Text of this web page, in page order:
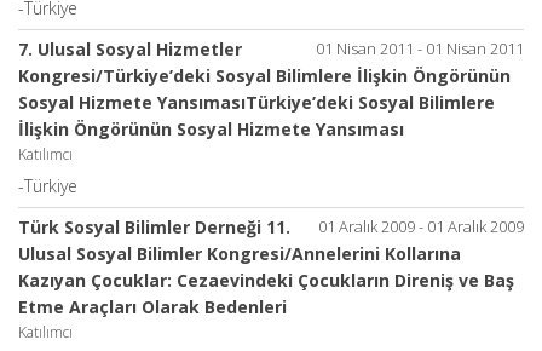
-Türkiye
01 Nisan 2011 - 01 Nisan 2011
7. Ulusal Sosyal Hizmetler
Kongresi/Türkiye’deki Sosyal Bilimlere İlişkin Öngörünün
Sosyal Hizmete YansımasıTürkiye’deki Sosyal Bilimlere
İlişkin Öngörünün Sosyal Hizmete Yansıması
Katılımcı
-Türkiye
01 Aralık 2009 - 01 Aralık 2009
Türk Sosyal Bilimler Derneği 11.
Ulusal Sosyal Bilimler Kongresi/Annelerini Kollarına
Kazıyan Çocuklar: Cezaevindeki Çocukların Direniş ve Baş
Etme Araçları Olarak Bedenleri
Katılımcı